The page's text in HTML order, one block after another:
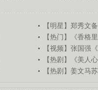
【明星】郑秀文
【热门】《香格
【视频】张国强
【热剧】《美人
【热剧】姜文马